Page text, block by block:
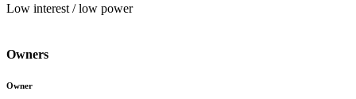
Low interest / low power
Owners
Owner